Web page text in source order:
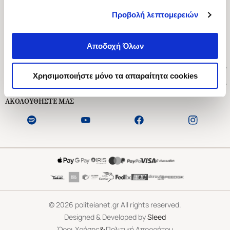
Προβολή λεπτομερειών
Αποδοχή Όλων
Χρησιμοποιήστε μόνο τα απαραίτητα cookies
Ασκληπιού 1-3, Αθήνα 106 79
Δευτέρα - Παρασκευή 09:00-21:00
Εξυπηρέτηση Πελατών
ΑΚΟΛΟΥΘΗΣΤΕ ΜΑΣ
©2026 politeianet.gr All rights reserved.
Designed & Developed bySleed